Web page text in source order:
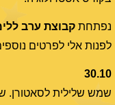
נפתחת קבוצת ערב
לפנות אלי לפרטים
30.10
שמש שלילית לסאטורן.